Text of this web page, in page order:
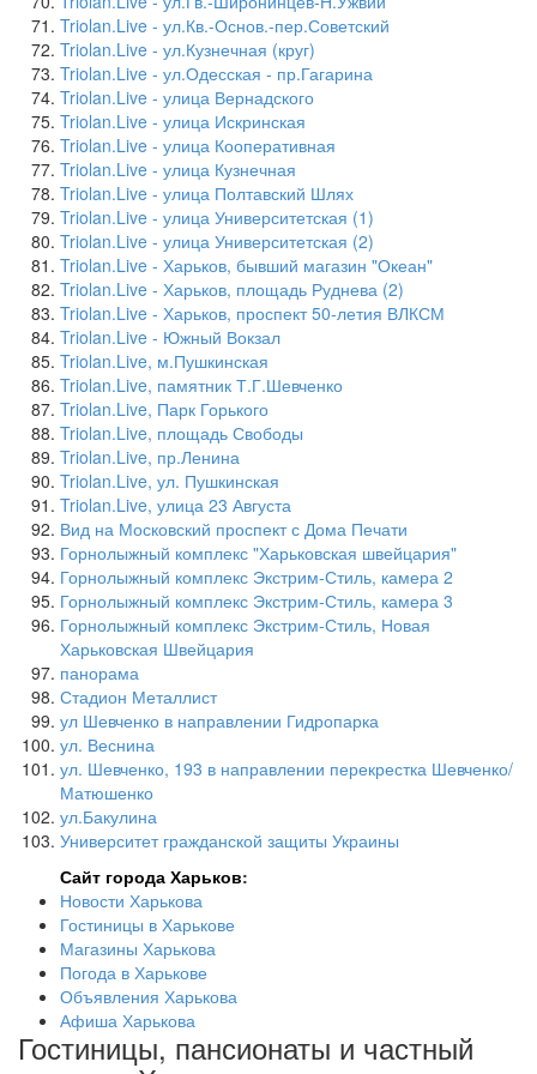
Triolan.Live - ул.Кв.-Основ.-пер.Советский
Triolan.Live - ул.Кузнечная (круг)
Triolan.Live - ул.Одесская - пр.Гагарина
Triolan.Live - улица Вернадского
Triolan.Live - улица Искринская
Triolan.Live - улица Кооперативная
Triolan.Live - улица Кузнечная
Triolan.Live - улица Полтавский Шлях
Triolan.Live - улица Университетская (1)
Triolan.Live - улица Университетская (2)
Triolan.Live - Харьков, бывший магазин "Океан"
Triolan.Live - Харьков, площадь Руднева (2)
Triolan.Live - Харьков, проспект 50-летия ВЛКСМ
Triolan.Live - Южный Вокзал
Triolan.Live, м.Пушкинская
Triolan.Live, памятник Т.Г.Шевченко
Triolan.Live, Парк Горького
Triolan.Live, площадь Свободы
Triolan.Live, пр.Ленина
Triolan.Live, ул. Пушкинская
Triolan.Live, улица 23 Августа
Вид на Московский проспект с Дома Печати
Горнолыжный комплекс "Харьковская швейцария"
Горнолыжный комплекс Экстрим-Стиль, камера 2
Горнолыжный комплекс Экстрим-Стиль, камера 3
Горнолыжный комплекс Экстрим-Стиль, Новая
Харьковская Швейцария
панорама
Стадион Металлист
ул Шевченко в направлении Гидропарка
ул. Веснина
ул. Шевченко, 193 в направлении перекрестка Шевченко/
Матюшенко
ул.Бакулина
Университет гражданской защиты Украины
Сайт города Харьков:
Новости Харькова
Гостиницы в Харькове
Магазины Харькова
Погода в Харькове
Объявления Харькова
Афиша Харькова
Гостиницы, пансионаты и частный